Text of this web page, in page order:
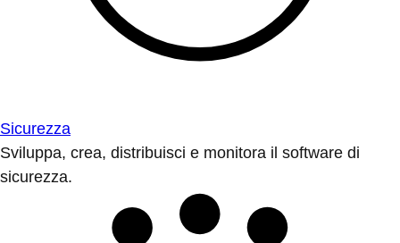
Sicurezza
Sviluppa, crea, distribuisci e monitora il software di
sicurezza.